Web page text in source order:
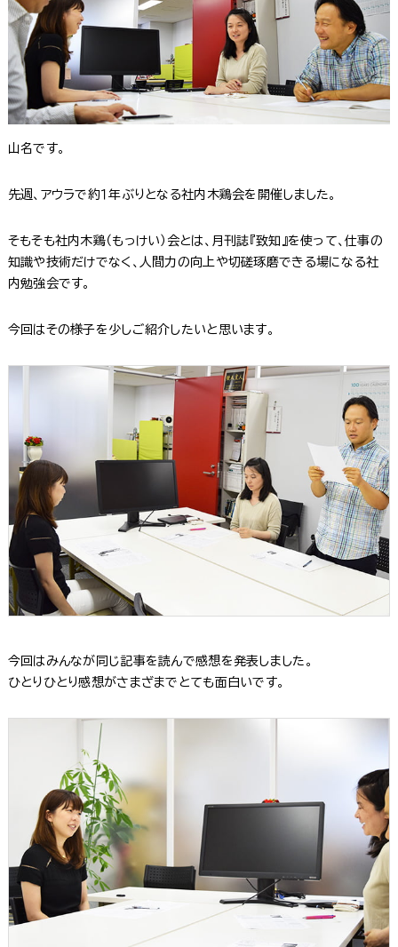
山名です。
先週、アウラで約１年ぶりとなる社内木鶏会を開催しました。
そもそも社内木鶏（もっけい）会とは、月刊誌『致知』を使って、仕事の
知識や技術だけでなく、人間力の向上や切磋琢磨できる場になる社
内勉強会です。
今回はその様子を少しご紹介したいと思います。
今回はみんなが同じ記事を読んで感想を発表しました。
ひとりひとり感想がさまざまでとても面白いです。